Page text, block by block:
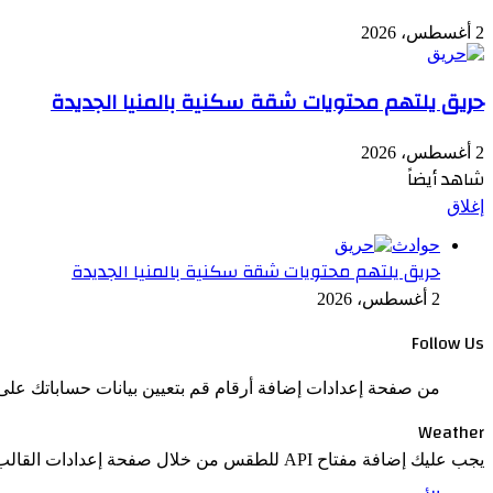
2 أغسطس، 2026
حريق يلتهم محتويات شقة سكنية بالمنيا الجديدة
2 أغسطس، 2026
شاهد أيضاً
إغلاق
حوادث
حريق يلتهم محتويات شقة سكنية بالمنيا الجديدة
2 أغسطس، 2026
Follow Us
من صفحة إعدادات إضافة أرقام قم بتعيين بيانات حساباتك
Weather
يجب عليك إضافة مفتاح API للطقس من خلال صفحة إعدادات القالب > الدمج.